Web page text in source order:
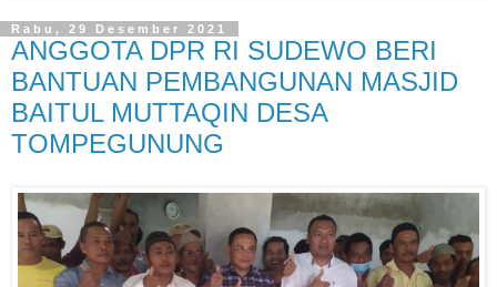
Rabu, 29 Desember 2021
ANGGOTA DPR RI SUDEWO BERI
BANTUAN PEMBANGUNAN MASJID
BAITUL MUTTAQIN DESA
TOMPEGUNUNG